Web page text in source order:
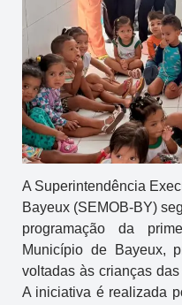
A Superintendência
Bayeux (SEMOB-BY)
programação da
Município de Bayeux,
voltadas às crianças
A iniciativa é realizada